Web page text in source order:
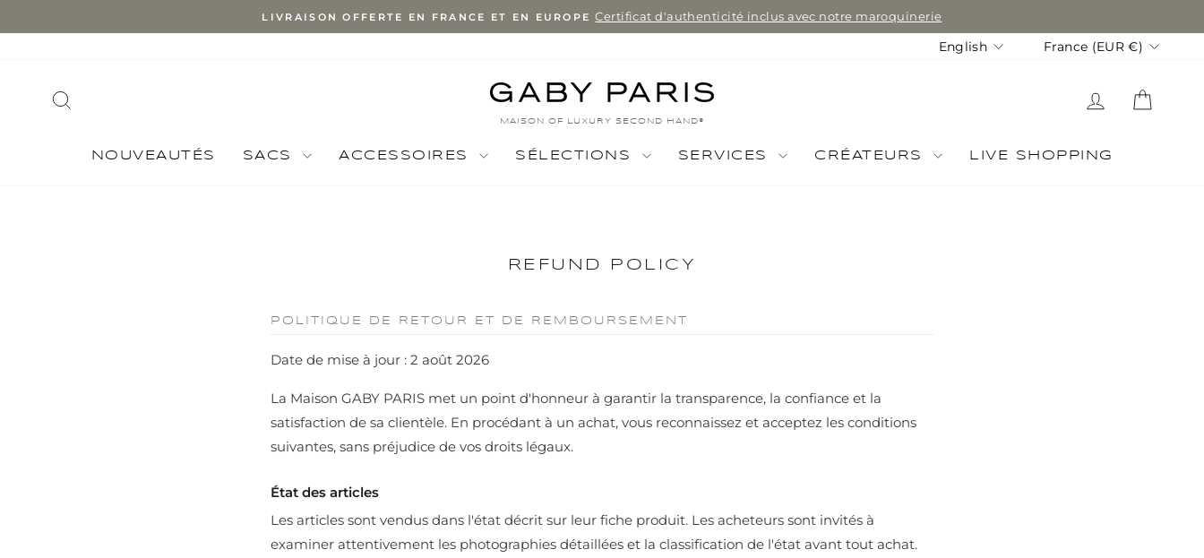
to
Pause
LIVRAISON OFFERTE EN FRANCE ET EN EUROPE Certificat d'authenticité inclus avec notre maroquinerie
Language
English Currency
France (EUR €)
MAISON OF LUXURY SECOND HAND®
LOG IN
NOUVEAUTÉS SACS ACCESSOIRES SÉLECTIONS SERVICES CRÉATEURS LIVE SHOPPING
REFUND POLICY
POLITIQUE DE RETOUR ET DE REMBOURSEMENT
Date de mise à jour : 2 août 2026
La Maison GABY PARIS met un point d'honneur à garantir la transparence, la confiance et la
satisfaction de sa clientèle. En procédant à un achat, vous reconnaissez et acceptez les conditions
suivantes, sans préjudice de vos droits légaux.
État des articles
Les articles sont vendus dans l'état décrit sur leur fiche produit. Les acheteurs sont invités à
examiner attentivement les photographies détaillées et la classification de l'état avant tout achat.